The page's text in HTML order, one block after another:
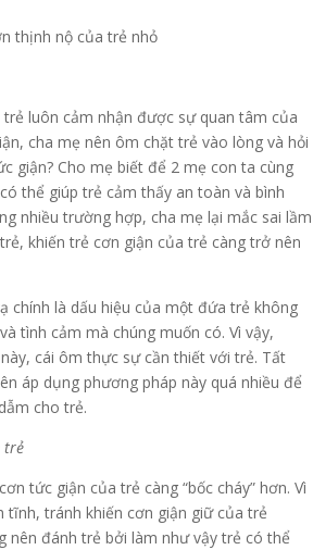
luôn cảm nhận được sự quan tâm của
cha mẹ nên ôm chặt trẻ vào lòng và hỏi
giận? Cho mẹ biết để 2 mẹ con ta cùng
thể giúp trẻ cảm thấy an toàn và bình
nhiều trường hợp, cha mẹ lại mắc sai lầm
khiến trẻ cơn giận của trẻ càng trở nên
chính là dấu hiệu của một đứa trẻ không
tình cảm mà chúng muốn có. Vì vậy,
cái ôm thực sự cần thiết với trẻ. Tất
áp dụng phương pháp này quá nhiều để
cho trẻ.
trẻ
tức giận của trẻ càng “bốc cháy” hơn. Vì
tĩnh, tránh khiến cơn giận giữ của trẻ
nên đánh trẻ bởi làm như vậy trẻ có thể